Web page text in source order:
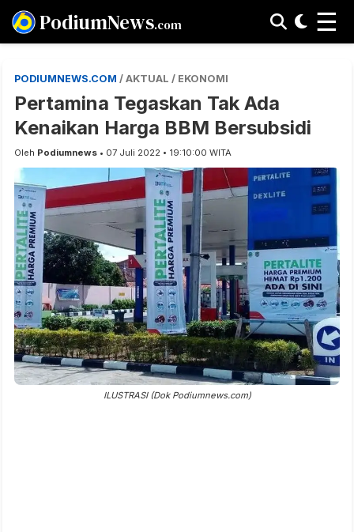
PodiumNews.com ☰
PODIUMNEWS.COM / AKTUAL / EKONOMI
Pertamina Tegaskan Tak Ada
Kenaikan Harga BBM Bersubsidi
Oleh Podiumnews • 07 Juli 2022 • 19:10:00 WITA
ILUSTRASI (Dok Podiumnews.com)